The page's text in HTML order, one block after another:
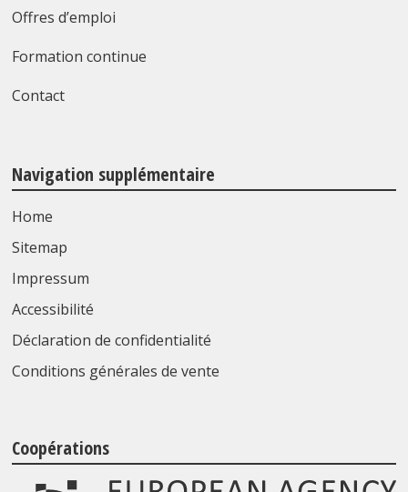
Offres d’emploi
Formation continue
Contact
Navigation supplémentaire
Home
Sitemap
Impressum
Accessibilité
Déclaration de confidentialité
Conditions générales de vente
Coopérations